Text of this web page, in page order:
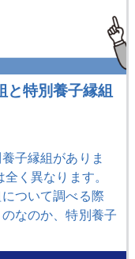
と特別養子縁組
子縁組がありま
く異なります。
ついて調べる際
なのか、特別養子